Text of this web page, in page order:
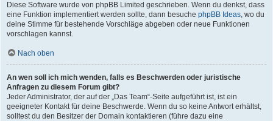
Diese Software wurde von phpBB Limited geschrieben. Wenn du denkst, dass
eine Funktion implementiert werden sollte, dann besuche phpBB Ideas, wo du
deine Stimme für bestehende Vorschläge abgeben oder neue Funktionen
vorschlagen kannst.
Nach oben
An wen soll ich mich wenden, falls es Beschwerden oder juristische
Anfragen zu diesem Forum gibt?
Jeder Administrator, der auf der „Das Team“-Seite aufgeführt ist, ist ein
geeigneter Kontakt für deine Beschwerde. Wenn du so keine Antwort erhältst,
solltest du den Besitzer der Domain kontaktieren (führe dazu eine